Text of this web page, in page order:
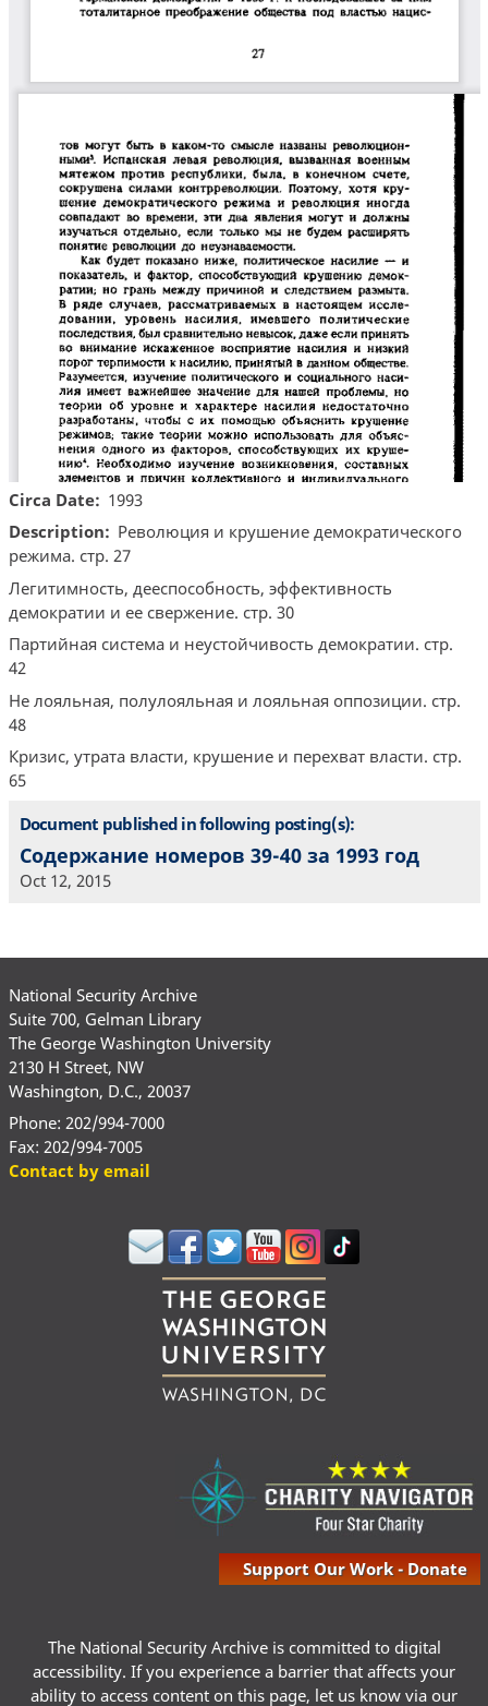
Circa Date
1993
Description
Революция и крушение демократического
режима. стр. 27
Легитимность, дееспособность, эффективность
демократии и ее свержение. стр. 30
Партийная система и неустойчивость демократии. стр.
42
Не лояльная, полулояльная и лояльная оппозиции. стр.
48
Кризис, утрата власти, крушение и перехват власти. стр.
65
Document published in following posting(s):
Содержание номеров 39-40 за 1993 год
Oct 12, 2015
National Security Archive
Suite 700, Gelman Library
The George Washington University
2130 H Street, NW
Washington, D.C., 20037
Phone: 202/994-7000
Fax: 202/994-7005
Contact by email
Support Our Work - Donate
The National Security Archive is committed to digital
accessibility. If you experience a barrier that affects your
ability to access content on this page, let us know via our